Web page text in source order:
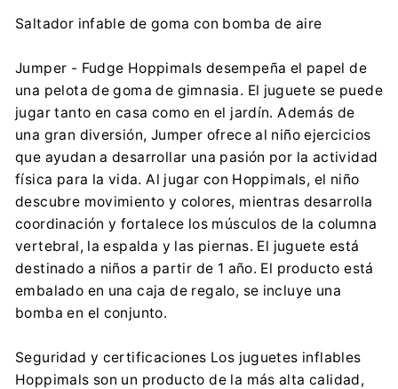
Fabricante:
SNIBBS Sp. z o.o.
biuro@tootiny.com
0048 660 634 900
Importador:
SNIBBS Sp. z o.o.
Trzebiatowska 16, 60-432 Poznań
biuro@tootiny.com
0048 660 634 900
Saltador infable de goma con bomba de aire
Jumper - Fudge Hoppimals desempeña el papel de
una pelota de goma de gimnasia. El juguete se puede
jugar tanto en casa como en el jardín. Además de
una gran diversión, Jumper ofrece al niño ejercicios
que ayudan a desarrollar una pasión por la actividad
física para la vida. Al jugar con Hoppimals, el niño
descubre movimiento y colores, mientras desarrolla
coordinación y fortalece los músculos de la columna
vertebral, la espalda y las piernas. El juguete está
destinado a niños a partir de 1 año. El producto está
embalado en una caja de regalo, se incluye una
bomba en el conjunto.
Seguridad y certificaciones Los juguetes inflables
Hoppimals son un producto de la más alta calidad,